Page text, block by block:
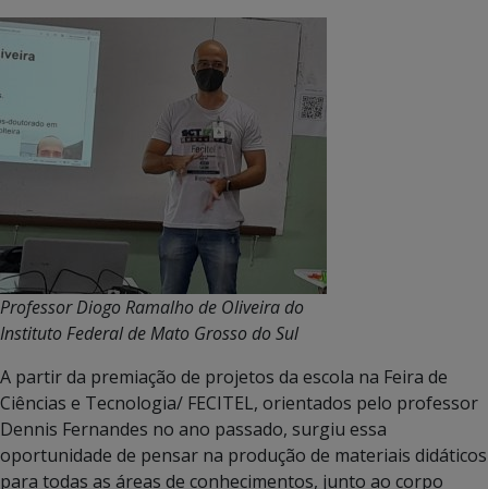
Professor Diogo Ramalho de Oliveira do
Instituto Federal de Mato Grosso do Sul
A partir da premiação de projetos da escola na Feira de
Ciências e Tecnologia/ FECITEL, orientados pelo professor
Dennis Fernandes no ano passado, surgiu essa
oportunidade de pensar na produção de materiais didáticos
para todas as áreas de conhecimentos, junto ao corpo